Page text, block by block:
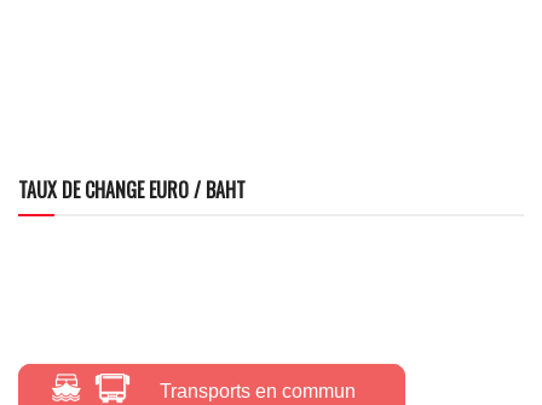
TAUX DE CHANGE EURO / BAHT
Transports en commun